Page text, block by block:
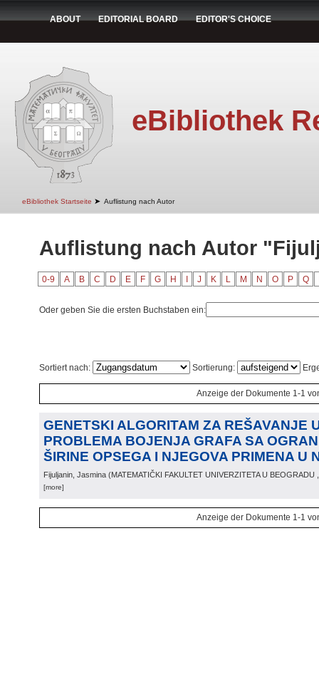
ABOUT EDITORIAL BOARD EDITOR'S CHOICE
eBibliothek
eBibliothek Startseite ➤ Auflistung nach Autor
Auflistung nach Autor
0-9 A B C D E F G H J K L M N O P Q
Oder geben Sie die ersten Buchstaben ein:
Sortiert nach: Sortierung:
Anzeige der Dokumente 1-1
GENETSKI ALGORITAM ZA REŠAVANJE
PROBLEMA BOJENJA GRAFA SA
ŠIRINE OPSEGA I NJEGOVA PRIMENA U
Fijuljanin, Jasmina (MATEMATIČKI FAKULTET UNIVERZITETA U BEOGRADU
[more]
Anzeige der Dokumente 1-1